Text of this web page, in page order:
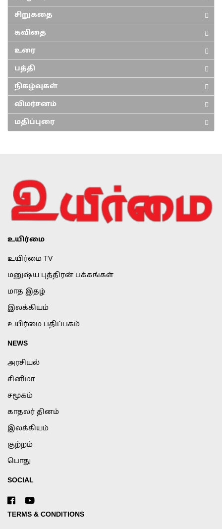
சிறுகதை
கவிதை
உரை
பத்தி
நிகழ்வுகள்
விமர்சனம்
மதிப்புரை
உயிர்மை
உயிர்மை TV
மனுஷ்ய புத்திரன் பக்கங்கள்
மாத இதழ்
இலக்கியம்
உயிர்மை பதிப்பகம்
NEWS
அரசியல்
சினிமா
சமூகம்
காதலர் தினம்
இலக்கியம்
குற்றம்
பொது
SOCIAL
TERMS & CONDITIONS